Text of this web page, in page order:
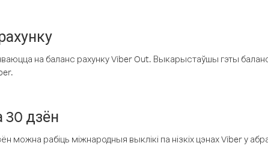
на баланс рахунку Viber Out. Выкарыстаўшы гэты
дзён
можна рабіць міжнародныя выклікі па нізкіх цэнах Viber у